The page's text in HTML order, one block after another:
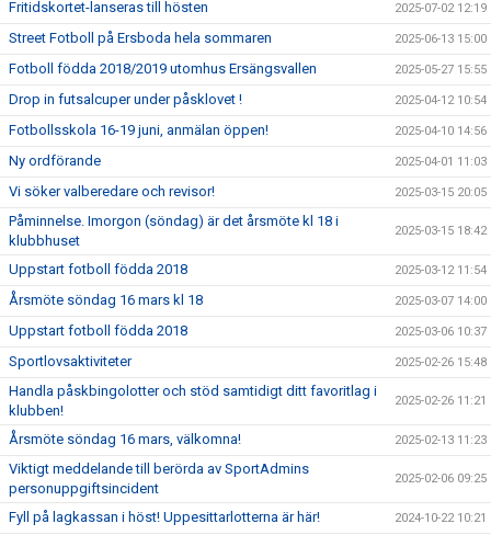
Fritidskortet-lanseras till hösten 2025-07-02 12:19
Street Fotboll på Ersboda hela sommaren 2025-06-13 15:00
Fotboll födda 2018/2019 utomhus Ersängsvallen 2025-05-27 15:55
Drop in futsalcuper under påsklovet ! 2025-04-12 10:54
Fotbollsskola 16-19 juni, anmälan öppen! 2025-04-10 14:56
Ny ordförande 2025-04-01 11:03
Vi söker valberedare och revisor! 2025-03-15 20:05
Påminnelse. Imorgon (söndag) är det årsmöte kl 18 i
klubbhuset
2025-03-15 18:42
Uppstart fotboll födda 2018 2025-03-12 11:54
Årsmöte söndag 16 mars kl 18 2025-03-07 14:00
Uppstart fotboll födda 2018 2025-03-06 10:37
Sportlovsaktiviteter 2025-02-26 15:48
Handla påskbingolotter och stöd samtidigt ditt favoritlag i
klubben!
2025-02-26 11:21
Årsmöte söndag 16 mars, välkomna! 2025-02-13 11:23
Viktigt meddelande till berörda av SportAdmins
personuppgiftsincident
2025-02-06 09:25
Fyll på lagkassan i höst! Uppesittarlotterna är här! 2024-10-22 10:21